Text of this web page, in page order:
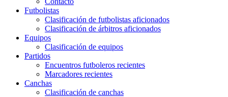
Futbolistas
Clasificación de futbolistas aficionados
Clasificación de árbitros aficionados
Equipos
Clasificación de equipos
Partidos
Encuentros futboleros recientes
Marcadores recientes
Canchas
Clasificación de canchas